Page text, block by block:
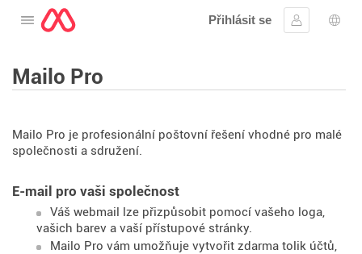
Otevřete nabídku
Přihlásit se
Přihlásit se
Mailo Pro
Mailo Pro je profesionální poštovní řešení vhodné pro malé
společnosti a sdružení.
E-mail pro vaši společnost
Váš webmail lze přizpůsobit pomocí vašeho loga,
vašich barev a vaší přístupové stránky.
Mailo Pro vám umožňuje vytvořit zdarma tolik účtů,